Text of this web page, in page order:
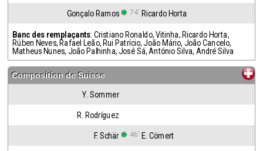
Gonçalo Ramos 74' Ricardo Horta
Banc des remplaçants: Cristiano Ronaldo,Vitinha, Ricardo Horta,
Rúben Neves, Rafael Leão, Rui Patrício,João Mário, João Cancelo,
Matheus Nunes, João Palhinha,José Sá, António Silva, André Silva
Composition deSuisse
Y. Sommer
R. Rodríguez
F. Schär 46' E. Cömert